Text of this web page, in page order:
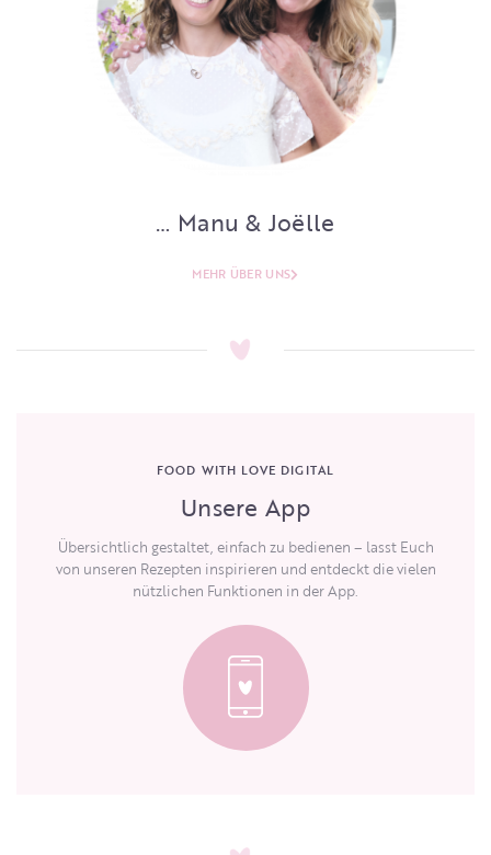
… Manu & Joëlle
MEHR ÜBER UNS
FOOD WITH LOVE DIGITAL
Unsere App
Übersichtlich gestaltet, einfach zu bedienen – lasst Euch
von unseren Rezepten inspirieren und entdeckt die vielen
nützlichen Funktionen in der App.